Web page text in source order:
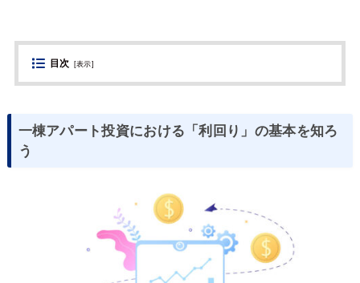
目次 [表示]
一棟アパート投資における「利回り」の基本を知ろ
う